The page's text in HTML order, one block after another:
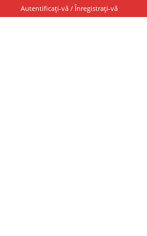
Autentificați-vă / Înregistrați-vă